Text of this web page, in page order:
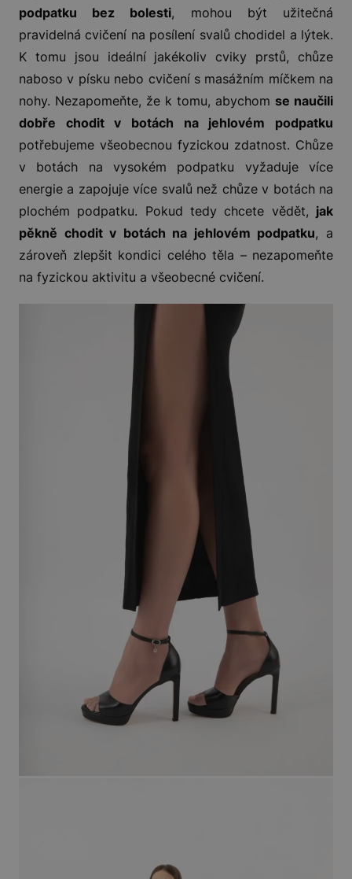
podpatku bez bolesti, mohou být užitečná
pravidelná cvičení na posílení svalů chodidel a lýtek.
K tomu jsou ideální jakékoliv cviky prstů, chůze
naboso v písku nebo cvičení s masážním míčkem na
nohy. Nezapomeňte, že k tomu, abychom se naučili
dobře chodit v botách na jehlovém podpatku
potřebujeme všeobecnou fyzickou zdatnost. Chůze
v botách na vysokém podpatku vyžaduje více
energie a zapojuje více svalů než chůze v botách na
plochém podpatku. Pokud tedy chcete vědět, jak
pěkně chodit v botách na jehlovém podpatku, a
zároveň zlepšit kondici celého těla – nezapomeňte
na fyzickou aktivitu a všeobecné cvičení.